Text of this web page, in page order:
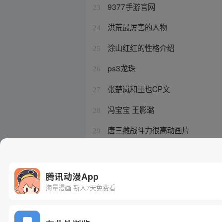
23 9377手游官网
24 洪荒最厉害的人物
25 涂山红红的性格介绍
26 ps3龙珠
27 张楚岚和王也CP文
28 冯宝宝 王影璐
29 唐三藏战斗力很高动画片
腾讯动漫App
海量漫画 新人7天免费看